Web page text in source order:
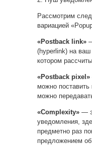
Рассмотрим
вариацией
«Postback link»
(hyperlink) на
котором
«Postback pixel»
можно поставить
можно
«Complexity» —
уведомления,
предметно раз
предложением